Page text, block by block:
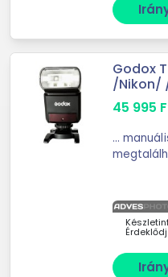
Godox
/Nikon/
45 995
... manuális zoom egyaránt
1/20000 ...